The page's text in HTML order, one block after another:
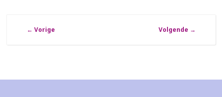
← Vorige Volgende →